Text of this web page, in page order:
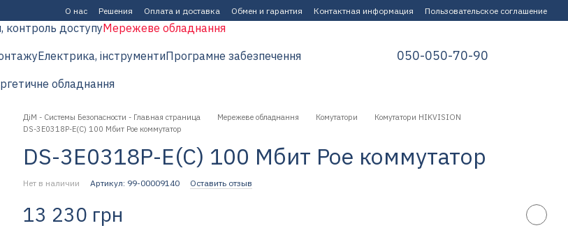
О нас Решения Оплата и доставка Обмен и гарантия Контактная информация Пользовательское соглашение
доступуМережеве обладнання
Електрика, інструментиПрограмне забезпечення
обладнання
050-050-70-90
ДіМ - Системы Безопасности - Главная страница Мережеве обладнання Комутатори
Комутатори HIKVISION
DS-3E0318P-E(C) 100 Мбит Poe коммутатор
DS-3E0318P-E(C) 100 Мбит Poe коммутатор
Нет в наличии Артикул: 99-00009140 Оставить отзыв
13 230 грн